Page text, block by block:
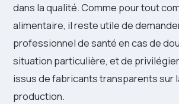
dans la qualité. Comme pour tout
alimentaire, il reste utile de demander
professionnel de santé en cas de
situation particulière, et de
issus de fabricants transparents sur
production.